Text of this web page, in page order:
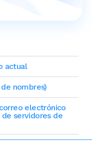
actual
nombres)
electrónico
servidores de